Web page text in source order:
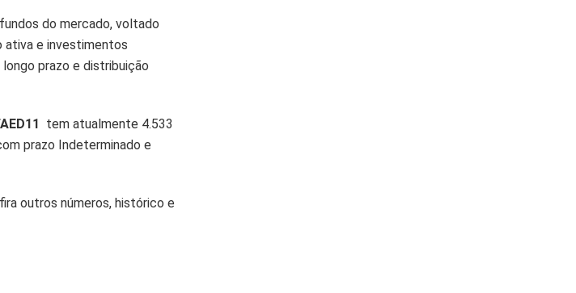
do mercado, voltado
ativa e investimentos
prazo e distribuição
tem atualmente 4.533
prazo Indeterminado e
outros números, histórico e